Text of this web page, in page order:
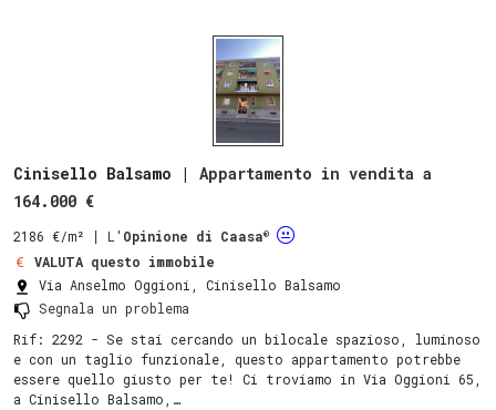
Cinisello Balsamo | Appartamento in vendita a
164.000 €
2186 €/m² ∣ L' Opinione di Caasa®
VALUTA questo immobile
Via Anselmo Oggioni, Cinisello Balsamo
Segnala un problema
Rif: 2292 - Se stai cercando un bilocale spazioso, luminoso
e con un taglio funzionale, questo appartamento potrebbe
essere quello giusto per te! Ci troviamo in Via Oggioni 65,
a Cinisello Balsamo,…